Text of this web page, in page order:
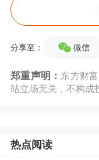
细的形态迭
国内较早从事
进趋势。展柜
分享至： 微信
郑重声明： 东方财
站立场无关，不构成
热点阅读